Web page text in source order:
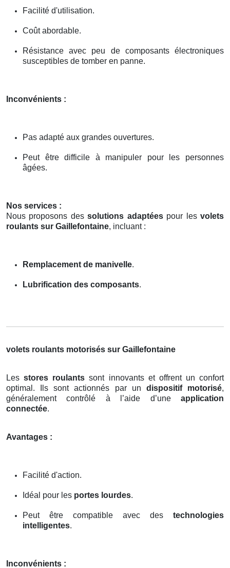
Facilité d'utilisation.
Coût abordable.
Résistance avec peu de composants électroniques
susceptibles de tomber en panne.
Inconvénients :
Pas adapté aux grandes ouvertures.
Peut être difficile à manipuler pour les personnes
âgées.
Nos services :
Nous proposons dessolutions adaptéespour lesvolets
roulants sur Gaillefontaine, incluant :
Remplacement de manivelle.
Lubrification des composants.
volets roulants motorisés sur Gaillefontaine
Lesstores roulants sont innovants et offrent un confort
optimal. Ils sont actionnés par un dispositif motorisé,
généralement contrôlé à l’aide d’une application
connectée.
Avantages :
Facilité d'action.
Idéal pour les portes lourdes.
Peut être compatible avec des technologies
intelligentes.
Inconvénients :